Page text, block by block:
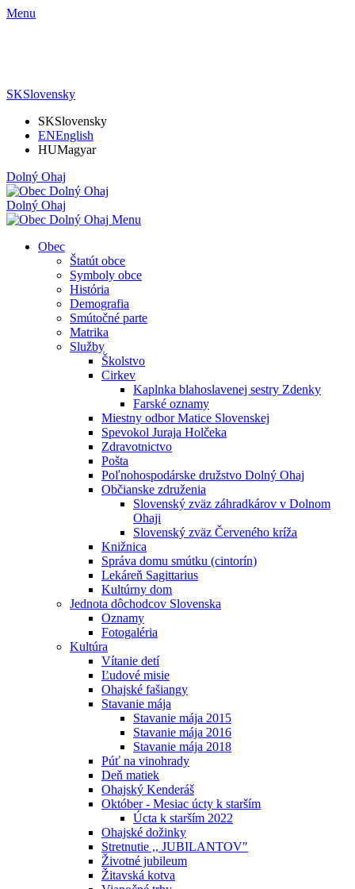
Menu
SKSlovensky
SKSlovensky
ENEnglish
HUMagyar
Dolný Ohaj
Dolný Ohaj
Menu
Obec
Štatút obce
Symboly obce
História
Demografia
Smútočné parte
Matrika
Služby
Školstvo
Cirkev
Kaplnka blahoslavenej sestry Zdenky
Farské oznamy
Miestny odbor Matice Slovenskej
Spevokol Juraja Holčeka
Zdravotnictvo
Pošta
Poľnohospodárske družstvo Dolný Ohaj
Občianske združenia
Slovenský zväz záhradkárov v Dolnom
Ohaji
Slovenský zväz Červeného kríža
Knižnica
Správa domu smútku (cintorín)
Lekáreň Sagittarius
Kultúrny dom
Jednota dôchodcov Slovenska
Oznamy
Fotogaléria
Kultúra
Vítanie detí
Ľudové misie
Ohajské fašiangy
Stavanie mája
Stavanie mája 2015
Stavanie mája 2016
Stavanie mája 2018
Púť na vinohrady
Deň matiek
Ohajský Kenderáš
Október - Mesiac úcty k starším
Úcta k starším 2022
Ohajské dožinky
Stretnutie ,, JUBILANTOV"
Životné jubileum
Žitavská kotva